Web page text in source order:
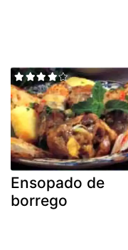
Ensopado de
borrego